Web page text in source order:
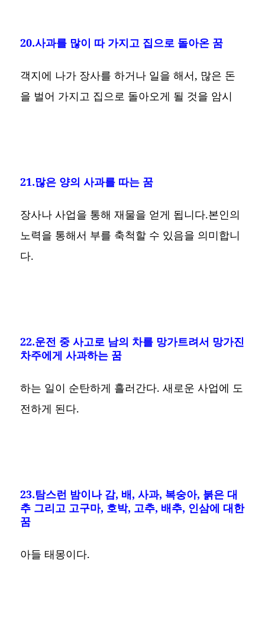
20.사과를 많이 따 가지고 집으로 돌아온 꿈
객지에 나가 장사를 하거나 일을 해서, 많은 돈
을 벌어 가지고 집으로 돌아오게 될 것을 암시
21.많은 양의 사과를 따는 꿈
장사나 사업을 통해 재물을 얻게 됩니다.본인의
노력을 통해서 부를 축척할 수 있음을 의미합니
다.
22.운전 중 사고로 남의 차를 망가트려서 망가진
차주에게 사과하는 꿈
하는 일이 순탄하게 흘러간다. 새로운 사업에 도
전하게 된다.
23.탐스런 밤이나 감, 배, 사과, 복숭아, 붉은 대
추 그리고 고구마, 호박, 고추, 배추, 인삼에 대한
꿈
아들 태몽이다.